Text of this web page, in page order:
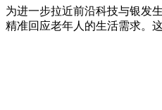
为进一步拉近前沿科技与银发
精准回应老年人的生活需求。